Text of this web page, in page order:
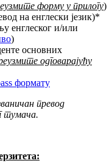
форму у прилогу)
на енглески језик)*
енглеског и/или
)
основних
одговарајућу
формату
превод
тумача.